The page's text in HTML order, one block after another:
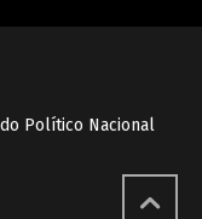
Político Nacional